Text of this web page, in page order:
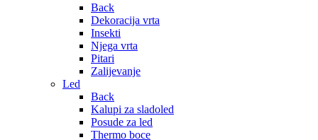
Back
Dekoracija vrta
Insekti
Njega vrta
Pitari
Zalijevanje
Led
Back
Kalupi za sladoled
Posude za led
Thermo boce